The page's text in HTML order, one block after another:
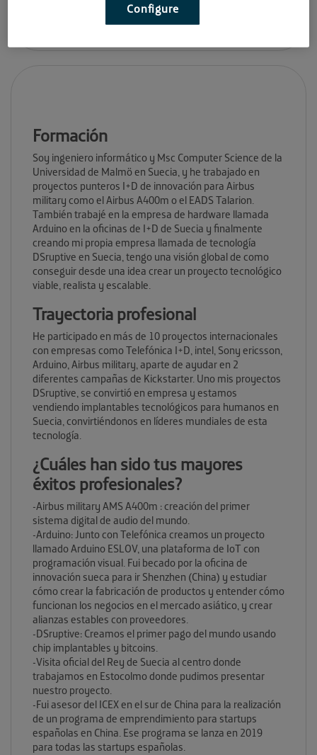
Formación
Soy ingeniero informático y Msc Computer Science de la
Universidad de Malmö en Suecia, y he trabajado en
proyectos punteros I+D de innovación para Airbus
military como el Airbus A400m o el EADS Talarion.
También trabajé en la empresa de hardware llamada
Arduino en la oficinas de I+D de Suecia y finalmente
creando mi propia empresa llamada de tecnología
DSruptive en Suecia, tengo una visión global de como
conseguir desde una idea crear un proyecto tecnológico
viable, realista y escalable.
Trayectoria profesional
He participado en más de 10 proyectos internacionales
con empresas como Telefónica I+D, intel, Sony ericsson,
Arduino, Airbus military, aparte de ayudar en 2
diferentes campañas de Kickstarter. Uno mis proyectos
DSruptive, se convirtió en empresa y estamos
vendiendo implantables tecnológicos para humanos en
Suecia, convirtiéndonos en líderes mundiales de esta
tecnología.
¿Cuáles han sido tus mayores
éxitos profesionales?
-Airbus military AMS A400m : creación del primer
sistema digital de audio del mundo.
-Arduino: Junto con Telefónica creamos un proyecto
llamado Arduino ESLOV, una plataforma de IoT con
programación visual. Fui becado por la oficina de
innovación sueca para ir Shenzhen (China) y estudiar
cómo crear la fabricación de productos y entender cómo
funcionan los negocios en el mercado asiático, y crear
alianzas estables con proveedores.
-DSruptive: Creamos el primer pago del mundo usando
chip implantables y bitcoins.
-Visita oficial del Rey de Suecia al centro donde
trabajamos en Estocolmo donde pudimos presentar
nuestro proyecto.
-Fui asesor del ICEX en el sur de China para la realización
de un programa de emprendimiento para startups
españolas en China. Ese programa se lanza en 2019
para todas las startups españolas.
Configure